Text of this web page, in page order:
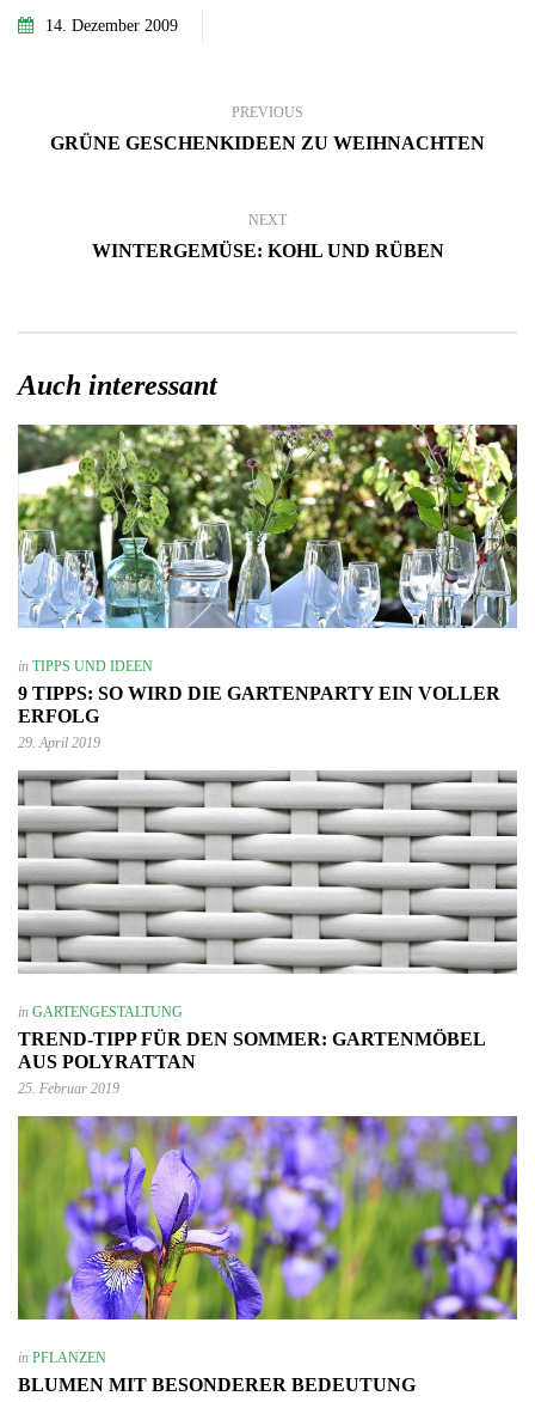
14. Dezember 2009
PREVIOUS
GRÜNE GESCHENKIDEEN ZU WEIHNACHTEN
NEXT
WINTERGEMÜSE: KOHL UND RÜBEN
Auch interessant
in TIPPS UND IDEEN
9 TIPPS: SO WIRD DIE GARTENPARTY EIN VOLLER
ERFOLG
29. April 2019
in GARTENGESTALTUNG
TREND-TIPP FÜR DEN SOMMER: GARTENMÖBEL
AUS POLYRATTAN
25. Februar 2019
in PFLANZEN
BLUMEN MIT BESONDERER BEDEUTUNG